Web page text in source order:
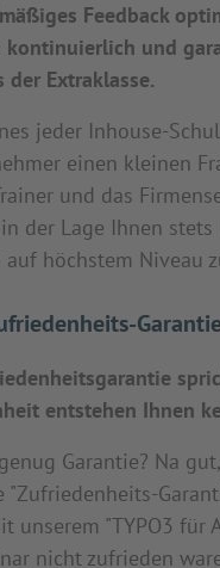
Feedback
kontinuierlich und
der Extraklasse.
jeder Inhouse-
einen kleinen
und das
der Lage Ihnen stets
auf höchstem Niveau
entstehen Ihnen
Garantie? Na
"Zufriedenheits-
unserem "TYPO3 für
nicht zufrieden